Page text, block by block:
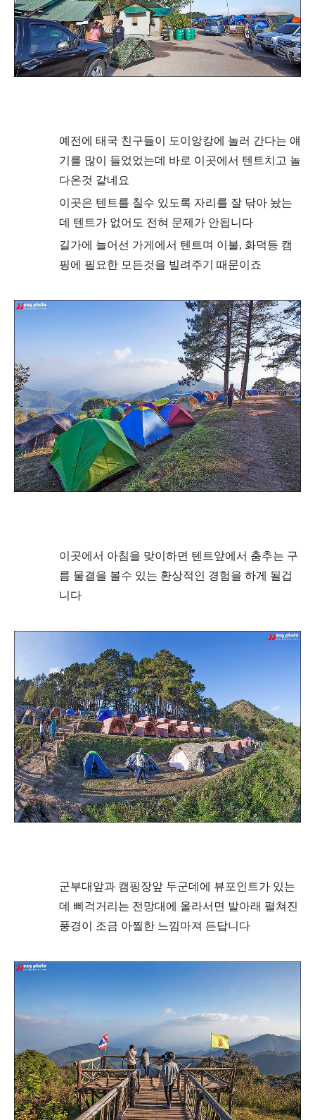
예전에 태국 친구들이 도이앙캉에 놀러 간다는 얘
기를 많이 들었었는데 바로 이곳에서 텐트치고 놀
다온것 같네요
이곳은 텐트를 칠수 있도록 자리를 잘 닦아 놨는
데 텐트가 없어도 전혀 문제가 안됩니다
길가에 늘어선 가게에서 텐트며 이불, 화덕등 캠
핑에 필요한 모든것을 빌려주기 때문이죠
이곳에서 아침을 맞이하면 텐 트앞에서 춤추는 구
름 물결을 볼수 있는 환상적인 경험을 하게 될겁
니다
군부대앞과 캠핑장앞 두군데에 뷰포인트가 있는
데 삐걱거리는 전망대에 올라서면 발아래 펼쳐진
풍경이 조금 아찔한 느낌마져 든답니다